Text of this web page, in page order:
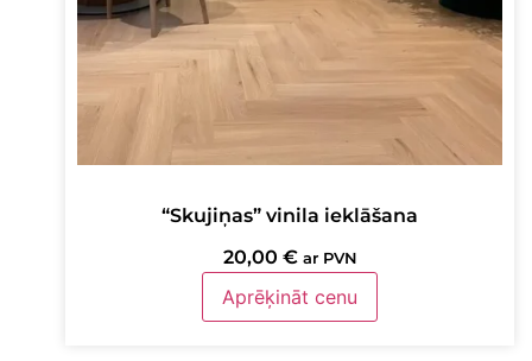
“Skujiņas” vinila ieklāšana
20,00 € ar PVN
Aprēķināt cenu